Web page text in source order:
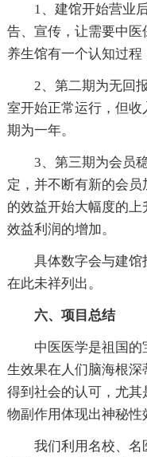
1、建馆开始营业
告、宣传，让需要中
养生馆有一个认知过程
2、第二期为无回
室开始正常运行，但
期为一年。
3、第三期为会员
定，并不断有新的会
的效益开始大幅度的
效益利润的增加。
具体数字会与建馆
在此未祥列出。
六、项目总结
中医医学是祖国
生效果在人们脑海根
得到社会的认可，尤
物副作用体现出神秘性
我们利用名校、